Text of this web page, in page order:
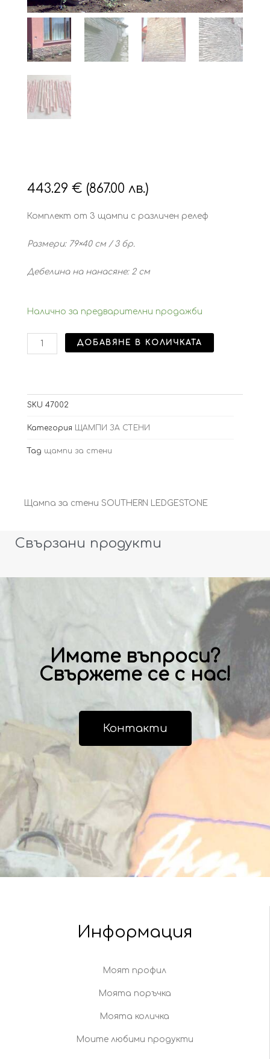
443.29 € (867.00 лв.)
Комплект от 3 щампи с различен релеф
Размери: 79×40 см / 3 бр.
Дебелина на нанасяне: 2 см
Налично за предварителни продажби
количество
Щaмпа
комплект
ДОБАВЯНЕ В КОЛИЧКАТА
SKU 47002
Категория ЩАМПИ ЗА СТЕНИ
Tag щампи за стени
Щaмпа за стени SOUTHERN LEDGESTONE
Свързани продукти
Имате въпроси?
Свържете се с нас!
Контакти
Информация
Моят профил
Моята поръчка
Моята количка
Моите любими продукти